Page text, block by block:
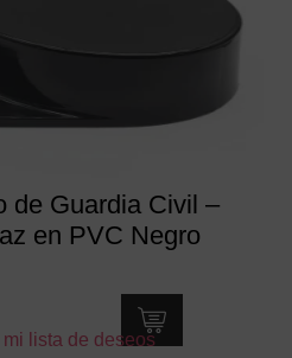
de Guardia Civil –
en PVC Negro
lista de deseos